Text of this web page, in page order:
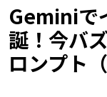
Geminiで
誕！今バ
ロンプト